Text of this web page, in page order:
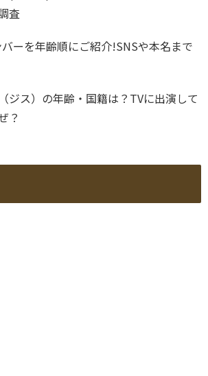
査
ーを年齢順にご紹介!SNSや本名まで
ジス）の年齢・国籍は？TVに出演して
？